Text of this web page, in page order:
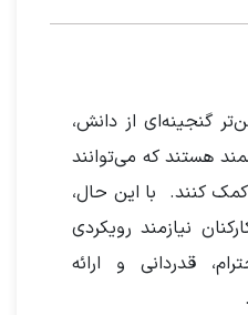
گنجینه‌ای از دانش،
هستند که می‌توانند
کنند. با این حال،
نیازمند رویکردی
قدردانی و ارائه